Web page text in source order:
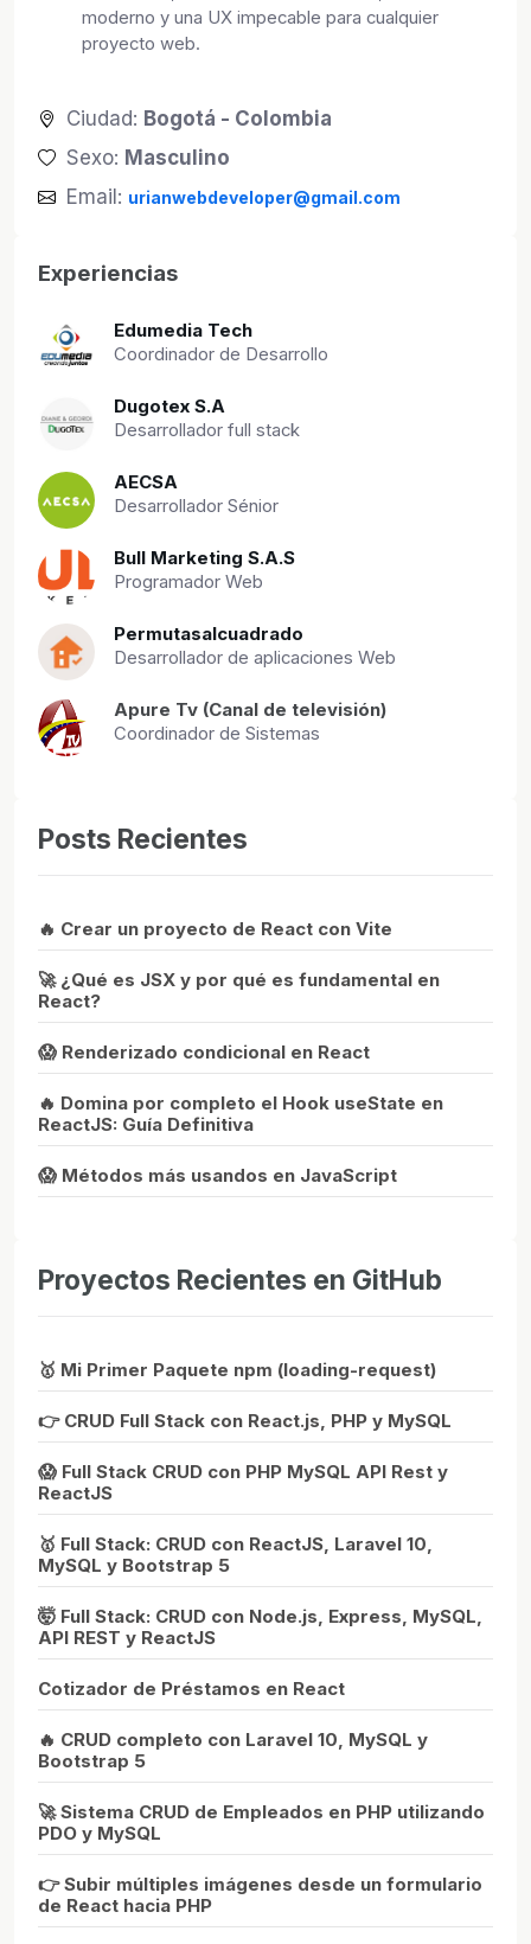
moderno y una UX impecable para cualquier
proyecto web.
Ciudad: Bogotá - Colombia
Sexo: Masculino
Email: urianwebdeveloper@gmail.com
Experiencias
Edumedia Tech
Coordinador de Desarrollo
Dugotex S.A
Desarrollador full stack
AECSA
Desarrollador Sénior
Bull Marketing S.A.S
Programador Web
Permutasalcuadrado
Desarrollador de aplicaciones Web
Apure Tv (Canal de televisión)
Coordinador de Sistemas
Posts Recientes
🔥 Crear un proyecto de React con Vite
🚀 ¿Qué es JSX y por qué es fundamental en
React?
😱 Renderizado condicional en React
🔥 Domina por completo el Hook useState en
ReactJS: Guía Definitiva
😱 Métodos más usandos en JavaScript
Proyectos Recientes en GitHub
🥇 Mi Primer Paquete npm (loading-request)
👉 CRUD Full Stack con React.js, PHP y MySQL
😱 Full Stack CRUD con PHP MySQL API Rest y
ReactJS
🥇 Full Stack: CRUD con ReactJS, Laravel 10,
MySQL y Bootstrap 5
🤯 Full Stack: CRUD con Node.js, Express, MySQL,
API REST y ReactJS
Cotizador de Préstamos en React
🔥 CRUD completo con Laravel 10, MySQL y
Bootstrap 5
🚀 Sistema CRUD de Empleados en PHP utilizando
PDO y MySQL
👉 Subir múltiples imágenes desde un formulario
de React hacia PHP